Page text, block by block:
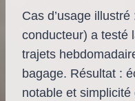
Cas d’usage
conducteur) a testé
trajets
bagage. Résultat :
notable et